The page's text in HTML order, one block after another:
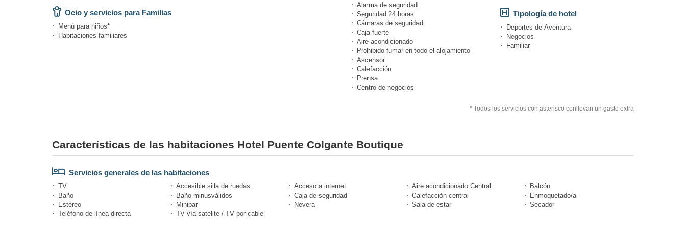
Ocio y servicios para Familias
Menú para niños*
Habitaciones familiares
Alarma de seguridad
Seguridad 24 horas
Cámaras de seguridad
Caja fuerte
Aire acondicionado
Prohibido fumar en todo el alojamiento
Ascensor
Calefacción
Prensa
Centro de negocios
Tipología de hotel
Deportes de Aventura
Negocios
Familiar
* Todos los servicios con asterisco conllevan un gasto extra
Características de las habitaciones Hotel Puente Colgante Boutique
Servicios generales de las habitaciones
TV Accesible silla de ruedas Acceso a internet Aire acondicionado Central
Balcón
Baño
Baño minusválidos Caja de seguridad Calefacción central
Enmoquetado/a
Estéreo
Minibar Nevera Sala de estar
Secador
Teléfono de línea directa
TV vía satélite / TV por cable